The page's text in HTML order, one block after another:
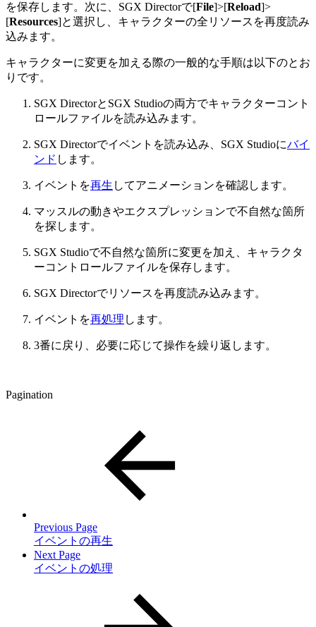
を保存します。次に、SGX Directorで[File]>[Reload]>
[Resources]と選択し、キャラクターの全リソースを再度読み
込みます。
キャラクターに変更を加える際の一般的な手順は以下のとお
りです。
SGX DirectorとSGX Studioの両方でキャラクターコント
ロールファイルを読み込みます。
SGX Directorでイベントを読み込み、SGX Studioにバイ
ンド します。
イベントを再生 してアニメーションを確認します。
マッスルの動きやエクスプレッションで不自然な箇所
を探します。
SGX Studioで不自然な箇所に変更を加え、キャラクタ
ーコントロールファイルを保存します。
SGX Directorでリソースを再度読み込みます。
イベントを再処理 します。
3番に戻り、必要に応じて操作を繰り返します。
Pagination
Previous Page
イベントの再生
Next Page
イベントの処理